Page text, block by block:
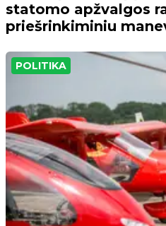
statomo apžvalgos
priešrinkiminiu
POLITIKA